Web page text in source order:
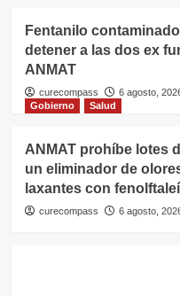
Fentanilo
detener a las dos ex
ANMAT
curecompass
6 agosto,
Gobierno
Salud
ANMAT prohíbe lotes
un eliminador de
laxantes con
curecompass 6 agosto,